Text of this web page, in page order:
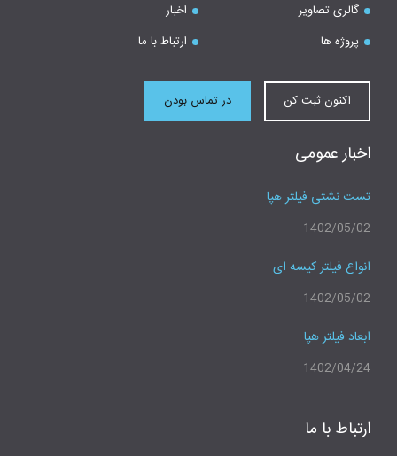
گالری تصاویر
اخبار
پروژه ها
ارتباط با ما
اکنون ثبت کن در تماس بودن
اخبار عمومی
تست نشتی فیلتر هپا
1402/05/02
انواع فیلتر کیسه ای
1402/05/02
ابعاد فیلتر هپا
1402/04/24
ارتباط با ما